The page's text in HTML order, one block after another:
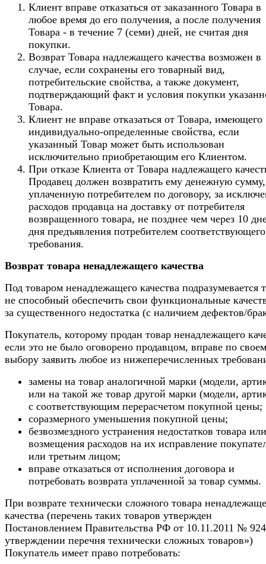
Клиент вправе отказаться от заказанного Товара в
любое время до его получения, а после получения
Товара - в течение 7 (семи) дней, не считая дня
покупки.
Возврат Товара надлежащего качества возможен в
случае, если сохранены его товарный вид,
потребительские свойства, а также документ,
подтверждающий факт и условия покупки
Товара.
Клиент не вправе отказаться от Товара, имеющего
индивидуально-определенные свойства, если
указанный Товар может быть использован
исключительно приобретающим его Клиентом.
При отказе Клиента от Товара надлежащего
Продавец должен возвратить ему денежную сумму,
уплаченную потребителем по договору, за
расходов продавца на доставку от потребителя
возвращенного товара, не позднее чем через 10
дня предъявления потребителем соответствующего
требования.
Возврат товара ненадлежащего качества
Под товаром ненадлежащего качества подразумевается
не способный обеспечить свои функциональные
за существенного недостатка (с наличием дефектов/
Покупатель, которому продан товар ненадлежащего
если это не было оговорено продавцом, вправе по
выбору заявить любое из нижеперечисленных
замены на товар аналогичной марки (модели,
или на такой же товар другой марки (модели,
с соответствующим перерасчетом покупной цены;
соразмерного уменьшения покупной цены;
безвозмездного устранения недостатков товара или
возмещения расходов на их исправление
или третьим лицом;
вправе отказаться от исполнения договора и
потребовать возврата уплаченной за товар суммы.
При возврате технически сложного товара
качества (перечень таких товаров утвержден
Постановлением Правительства РФ от 10.11.2011 №
утверждении перечня технически сложных товаров»)
Покупатель имеет право потребовать: